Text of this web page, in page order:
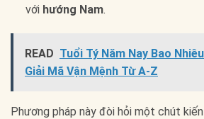
với hướng Nam.
READ Tuổi Tý Năm Nay Bao
Giải Mã Vận Mệnh Từ A-Z
Phương pháp này đòi hỏi một chút